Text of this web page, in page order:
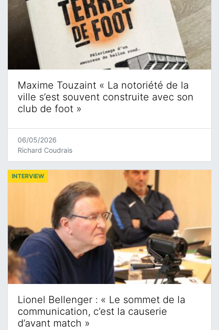
Maxime Touzaint « La notoriété de la
ville s’est souvent construite avec son
club de foot »
06/05/2026
Richard Coudrais
Lionel Bellenger : « Le sommet de la
communication, c’est la causerie
d’avant match »
INTERVIEW